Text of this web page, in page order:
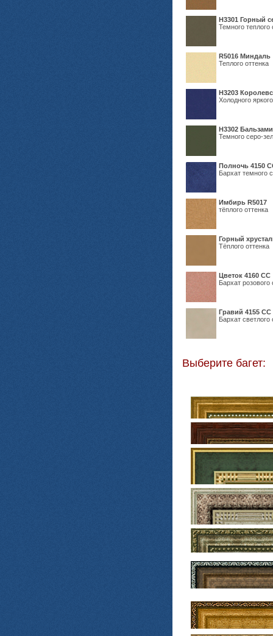
Н3301 Горный
Темного теплого
R5016 Миндаль
Теплого оттенка
Н3203
Холодного
Н3302
Темного серо-
Полночь 4150
Бархат темного
Имбирь R5017
тёплого оттенка
Горный
Тёплого оттенка
Цветок 4160 СС
Бархат розового
Гравий 4155 СС
Бархат светлого
Выберите багет: